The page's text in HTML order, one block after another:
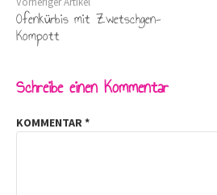
Ofenkürbis mit Zwetschgen-
Kompott
Schreibe einen Kommentar
KOMMENTAR*